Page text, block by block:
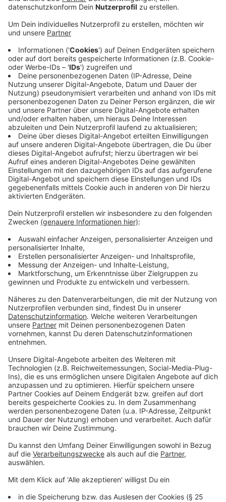
Das Flugzeug an sich gibt es noch nicht. Ein erster
Prototyp wurde im vergangenen Jahr erfolgreich
getestet. Im Moment läuft die Entwicklung
parallel zu aufwändigen
Genehmigungsverfahren.
Die Maschine soll Platz füreinen Piloten und
drei Passagierebieten
Das Flugzeug soll vollelektrischfliegen. Es soll
vertikal starten und landenkönnen - also wie ein
Helikopter - und auf einer Flughöhe von3.000
Meter etwa 300 km/hschnell sein.
Sinn und Zweck der Flugtaxis: ländliche Regionen
an große Flughäfen anbinden – die Strecken soll
zwischen 20 und mindestens 100 Kilometer lang
sein. Es soll einen
„Fahrplan“ geben.
Anzeige
©Narciandi
Anzeige
Bonnsollen die ersten Start- und Landeplätze in
NRW werden. Beide haben großes Interesse, weil
mit dem Flugtaxi von Lilium die Fluggäste viel
bequemer zum großen Airport kommen.
Die kleinen Flughäfen (beispielsweisePaderborn)
sollen auchprofitieren: Viele stehen kurz vor der
Pleite
und der „kleinere“ Flugbetrieb soll Geld in
die Kassen spülen.
Der Hersteller geht davon aus, in etwafünf bis
DerFlug soll ungefähr so teuerwie eine
Taxifahrtsein